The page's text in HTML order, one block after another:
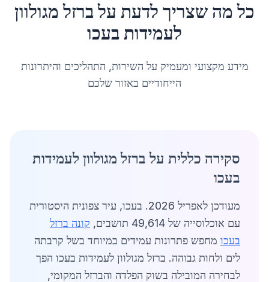
כל מה שצריך לדעת עלברזל מגולוון
לעמידות בעכו
מידע מקצועי ומעמיק על השירות, התהליכים והיתרונות
הייחודיים באזור שלכם
סקירה כללית על ברזל מגולוון לעמידות
בעכו
מעודכן לאפריל 2026. בעכו, עיר צפונית היסטורית
עם אוכלוסייה של 49,614 תושבים,
קונה ברזל
בעכו מחפש פתרונות עמידים במיוחד בשל קרבתה
לים ולחות גבוהה. ברזל מגולוון לעמידות בעכו הפך
לבחירה המובילה בשוק הפלדה והברזל המקומי,